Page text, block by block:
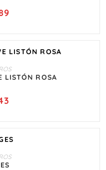
LISTÓN ROSA